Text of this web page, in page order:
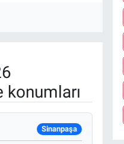
Sinanpaşa